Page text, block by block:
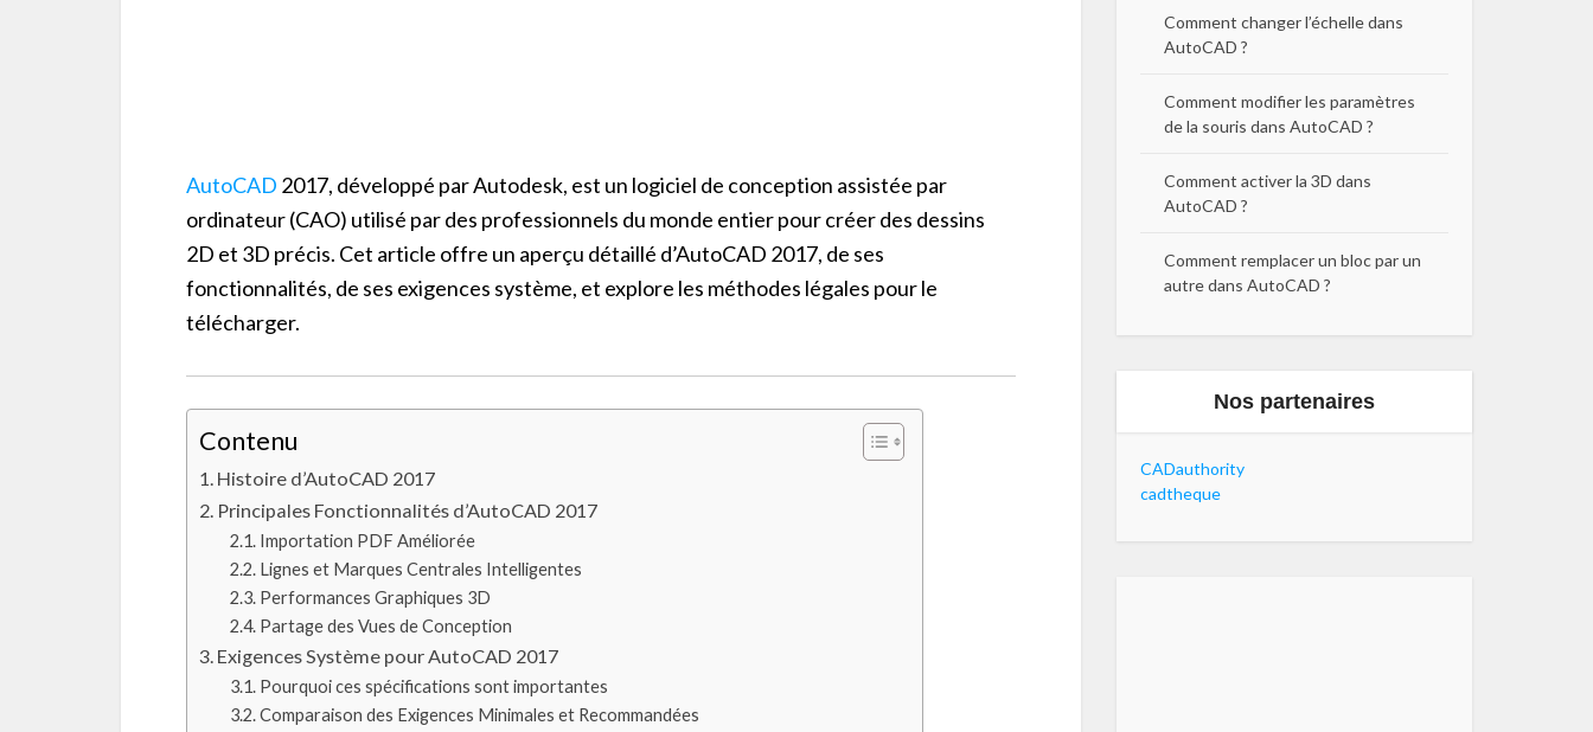
AutoCAD 2017, développé par Autodesk, est un logiciel de conception assistée par
ordinateur (CAO) utilisé par des professionnels du monde entier pour créer des dessins
2D et 3D précis. Cet article offre un aperçu détaillé d’AutoCAD 2017, de ses
fonctionnalités, de ses exigences système, et explore les méthodes légales pour le
télécharger.
Contenu
Histoire d’AutoCAD 2017
Principales Fonctionnalités d’AutoCAD 2017
Importation PDF Améliorée
Lignes et Marques Centrales Intelligentes
Performances Graphiques 3D
Partage des Vues de Conception
Exigences Système pour AutoCAD 2017
Pourquoi ces spécifications sont importantes
Comparaison des Exigences Minimales et Recommandées
Comment changer l’échelle dans
AutoCAD ?
Comment modifier les paramètres
de la souris dans AutoCAD ?
Comment activer la 3D dans
AutoCAD ?
Comment remplacer un bloc par un
autre dans AutoCAD ?
Nos partenaires
CADauthority
cadtheque